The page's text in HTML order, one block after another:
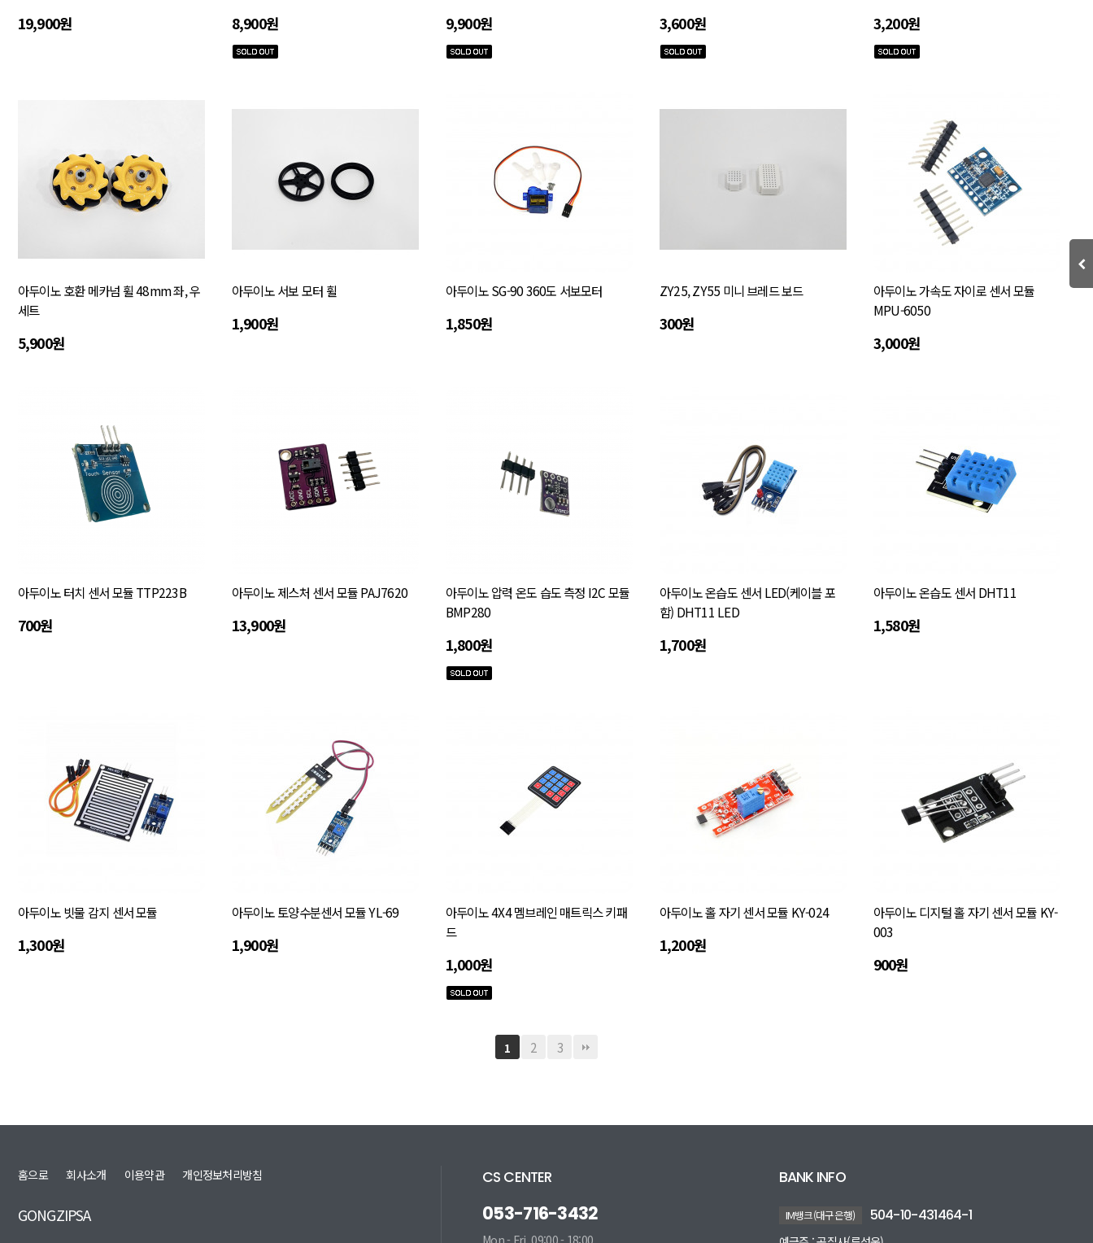
19,900원 8,900원 9,900원 3,600원 3,200원
아두이노 호환 메카넘 휠 48mm 좌, 우
세트
5,900원
아두이노 서보 모터 휠
1,900원
아두이노 SG-90 360도 서보모터
1,850원
ZY25, ZY55 미니 브레드 보드
300원
아두이노 가속도 자이로 센서 모듈
MPU-6050
3,000원
아두이노 터치 센서 모듈 TTP223B
700원
아두이노 제스처 센서 모듈 PAJ7620
13,900원
아두이노 압력 온도 습도 측정 I2C 모듈
BMP280
1,800원
아두이노 온습도 센서 LED(케이블 포
함) DHT11 LED
1,700원
아두이노 온습도 센서 DHT11
1,580원
아두이노 빗물 감지 센서 모듈
1,300원
아두이노 토양수분센서 모듈 YL-69
1,900원
아두이노 4X4 멤브레인 매트릭스 키패
드
1,000원
아두이노 홀 자기 센서 모듈 KY-024
1,200원
아두이노 디지털 홀 자기 센서 모듈 KY-
003
900원
1 2 3
CS CENTER
053-716-3432
Mon - Fri. 09:00 - 18:00
BANK INFO
IM뱅크(대구은행) 504-10-431464-1
홈으로 회사소개 이용약관 개인정보처리방침
GONGZIPSA